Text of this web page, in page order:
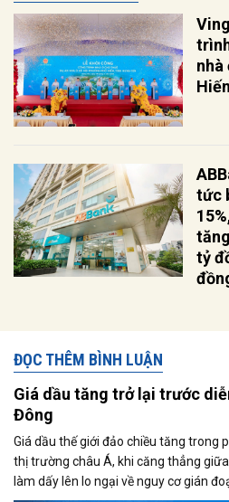
nhà
tức
tỷ
ĐỌC THÊM BÌNH LUẬN
Giá dầu tăng trở lại trước
Đông
Giá dầu thế giới đảo chiều tăng trong
thị trường châu Á, khi căng thẳng
làm dấy lên lo ngại về nguy cơ gián